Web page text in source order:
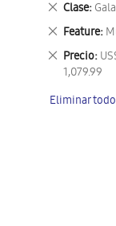
Clase
Eliminar
este
artículo
Feature
Eliminar
este
artículo
Precio
1,079.99
Eliminar
este
Eliminar todo